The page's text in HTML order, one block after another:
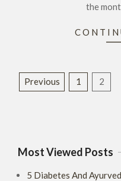
the
Posts
pagination
Previous 1 2
Most Viewed Posts
5 Diabetes And